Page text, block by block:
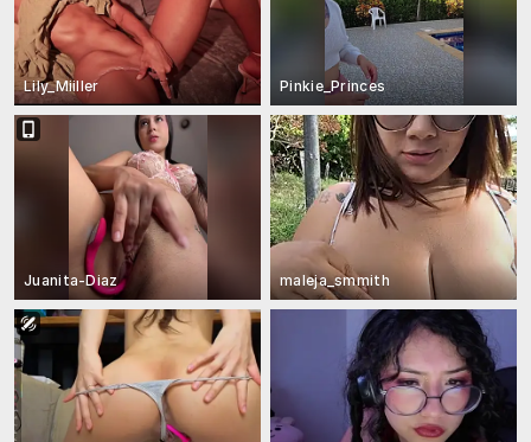
Lily_Miiller Pinkie_Princes
Juanita-Diaz maleja_smmith